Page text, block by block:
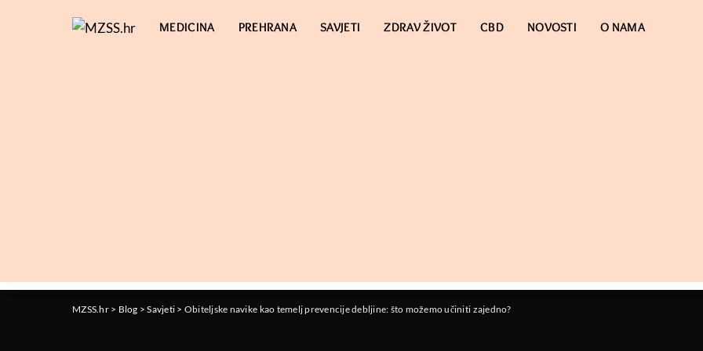
MEDICINA PREHRANA SAVJETI ZDRAV ŽIVOT CBD NOVOSTI O NAMA
MZSS.hr> Blog >Savjeti > Obiteljske navike kao temelj prevencije debljine: što možemo učiniti zajedno?